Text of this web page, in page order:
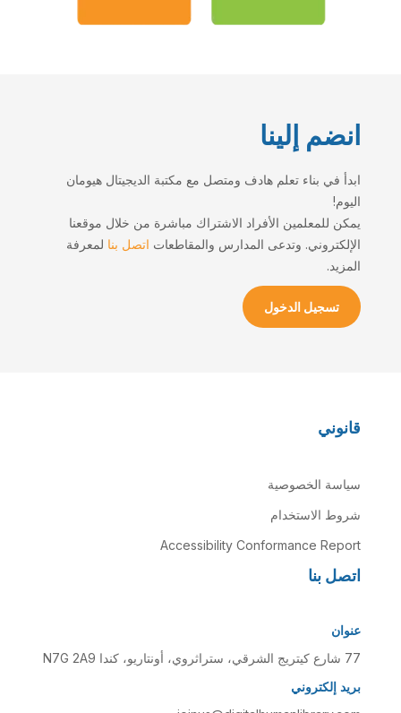
انضم إلينا
ابدأ في بناء تعلم هادف ومتصل مع مكتبة الديجيتال هيومان
اليوم!
يمكن للمعلمين الأفراد الاشتراك مباشرة من خلال موقعنا
الإلكتروني. وتدعى المدارس والمقاطعات اتصل بنا لمعرفة
المزيد.
تسجيل الدخول
قانوني
سياسة الخصوصية
شروط الاستخدام
Accessibility Conformance Report
اتصل بنا
عنوان
77 شارع كيتريج الشرقي، ستراثروي، أونتاريو، كندا N7G 2A9
بريد إلكتروني